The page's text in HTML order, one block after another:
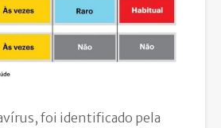
foi identificado pela